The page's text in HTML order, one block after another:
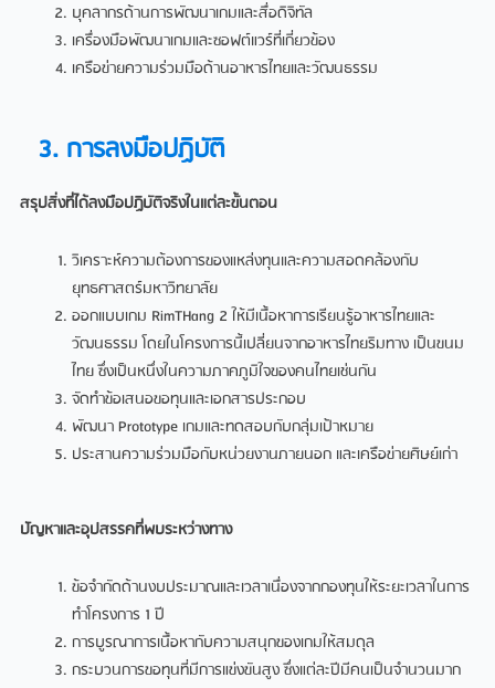
บุคลากรด้านการพัฒนาเกมและสื่อดิจิทัล
เครื่องมือพัฒนาเกมและซอฟต์แวร์ที่เกี่ยวข้อง
เครือข่ายความร่วมมือด้านอาหารไทยและวัฒนธรรม
3. การลงมือปฏิบัติ
สรุปสิ่งที่ได้ลงมือปฏิบัติจริงในแต่ละขั้นตอน
วิเคราะห์ความต้องการของแหล่งทุนและความสอดคล้องกับ
ยุทธศาสตร์มหาวิทยาลัย
ออกแบบเกม RimTHang 2 ให้มีเนื้อหาการเรียนรู้อาหารไทยและ
วัฒนธรรม โดยในโครงการนี้เปลี่ยนจากอาหารไทยริมทาง เป็นขนม
ไทย ซึ่งเป็นหนึ่งในความภาคภูมิใจของคนไทยเช่นกัน
จัดทำข้อเสนอขอทุนและเอกสารประกอบ
พัฒนา Prototype เกมและทดสอบกับกลุ่มเป้าหมาย
ประสานความร่วมมือกับหน่วยงานภายนอก และเครือข่ายศิษย์เก่า
ปัญหาและอุปสรรคที่พบระหว่างทาง
ข้อจำกัดด้านงบประมาณและเวลาเนื่องจากกองทุนให้ระยะเวลาในการ
ทำโครงการ 1 ปี
การบูรณาการเนื้อหากับความสนุกของเกมให้สมดุล
กระบวนการขอทุนที่มีการแข่งขันสูง ซึ่งแต่ละปีมีคนเป็นจำนวนมาก